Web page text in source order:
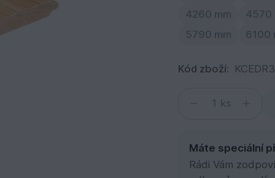
4260 mm
4570
5790 mm
6100
Kód zboží:
ks
Máte speciální
Rádi Vám